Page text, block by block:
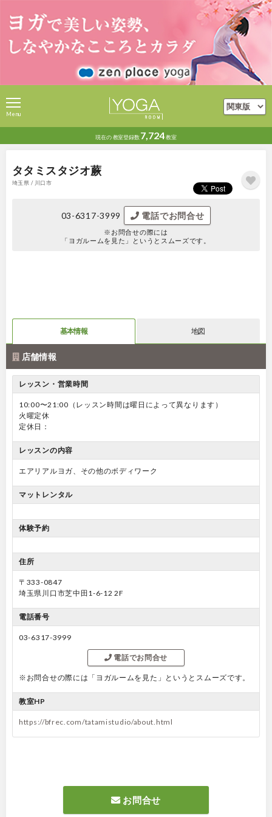
現在の教室登録数 7,724教室
Menu
タタミスタジオ蕨
埼玉県 / 川口市
03-6317-3999 電話でお問合せ
※お問合せの際には
「ヨガルームを見た」というとスムーズです。
基本情報 地図
店舗情報
レッスン・営業時間
10:00〜21:00（レッスン時間は曜日によって異なります）
火曜定休
定休日：
レッスンの内容
エアリアルヨガ、その他のボディワーク
マットレンタル
体験予約
住所
〒333-0847
埼玉県川口市芝中田1-6-12 2F
電話番号
03-6317-3999
電話でお問合せ
※お問合せの際には「ヨガルームを見た」というとスムーズです。
教室HP
https://bfrec.com/tatamistudio/about.html
お問合せ